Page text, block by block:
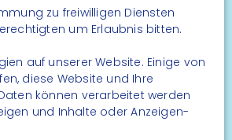
zu freiwilligen Diensten
um Erlaubnis bitten.
auf unserer Website. Einige von
diese Website und Ihre
können verarbeitet werden
und Inhalte oder Anzeigen-